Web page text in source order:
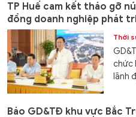
TP Huế cam kết tháo gỡ
đồng doanh nghiệp phát
Thời
chức
lãnh
Báo GD&TĐ khu vực Bắc